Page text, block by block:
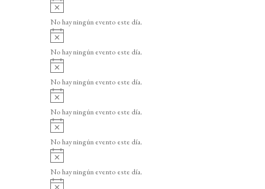
o
v
i
o
No hay ningún evento este día.
v
i
o
No hay ningún evento este día.
v
i
o
No hay ningún evento este día.
v
i
o
No hay ningún evento este día.
v
i
o
No hay ningún evento este día.
v
i
No hay ningún evento este día.